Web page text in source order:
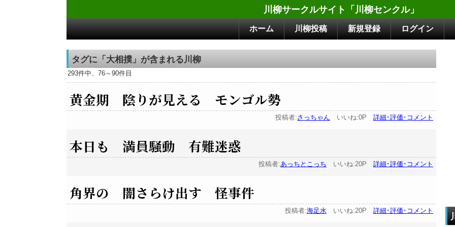
川柳サークルサイト「川柳センクル」
ホーム 川柳投稿 新規登録 ログイン
タグに「大相撲」が含まれる川柳
293件中、76～90件目
黄金期 陰りが見える モンゴル勢
投稿者:さっちゃん いいね:0P 詳細･評価･コメント
本日も 満員騒動 有難迷惑
投稿者:あっちとこっち いいね:20P 詳細･評価･コメント
角界の 闇さらけ出す 怪事件
投稿者:海足水 いいね:20P 詳細･評価･コメント